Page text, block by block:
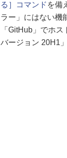
る］コマンド を備
ラー」にはない機
「GitHub」でホ
バージョン 20H1」